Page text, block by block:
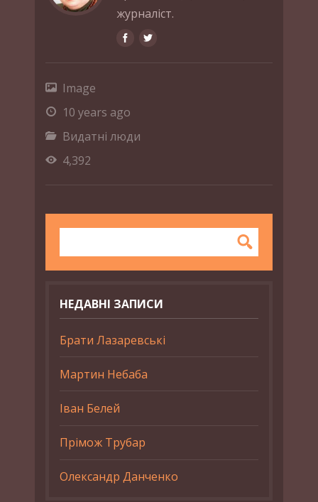
журналіст.
Image
10 years ago
Видатні люди
4,392
НЕДАВНІ ЗАПИСИ
Брати Лазаревські
Мартин Небаба
Іван Белей
Прімож Трубар
Олександр Данченко